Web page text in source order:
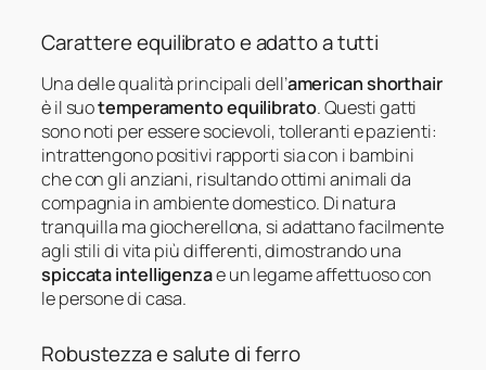
Carattere equilibrato e adatto a tutti
Una delle qualità principali dell’american shorthair
è il suotemperamento equilibrato. Questi gatti
sono noti per essere socievoli, tolleranti e pazienti:
intrattengono positivi rapporti sia con i bambini
che con gli anziani, risultando ottimi animali da
compagnia in ambiente domestico. Di natura
tranquilla ma giocherellona, si adattano facilmente
agli stili di vita più differenti, dimostrando una
spiccata intelligenzae un legame affettuoso con
le persone di casa.
Robustezza e salute di ferro